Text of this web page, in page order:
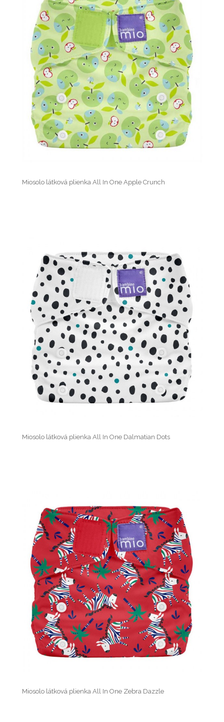
Miosolo látková plienka All In One Apple Crunch
Miosolo látková plienka All In One Dalmatian Dots
Miosolo látková plienka All In One Zebra Dazzle